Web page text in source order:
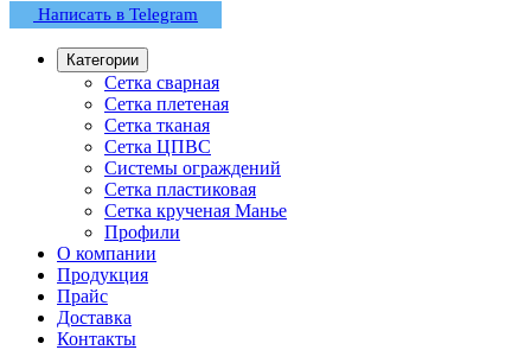
Написать в Telegram
Категории
Сетка сварная
Сетка плетеная
Сетка тканая
Сетка ЦПВС
Системы ограждений
Сетка пластиковая
Сетка крученая Манье
Профили
О компании
Продукция
Прайс
Доставка
Контакты